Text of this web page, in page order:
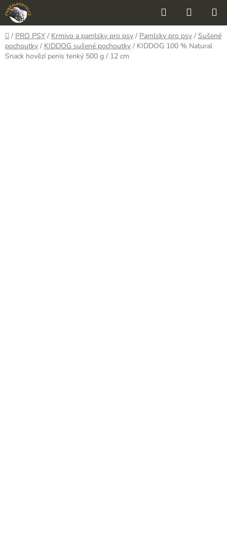
Přejít
na
obsah
Hledat
KOŠÍK
Domů
/ PRO PSY / Krmivo a pamlsky pro psy / Pamlsky pro psy / Sušené
pochoutky / KIDDOG sušené pochoutky / KIDDOG 100 % Natural
Snack hovězí penis tenký 500 g / 12 cm